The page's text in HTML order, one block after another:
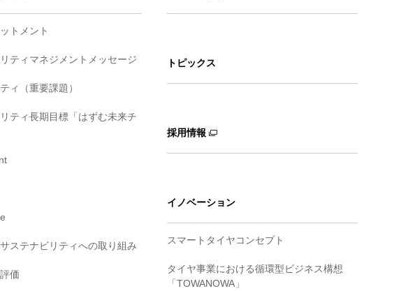
トメント
ティマネジメントメッセージ
ィ（重要課題）
ティ長期目標「はずむ未来チ
ステナビリティへの取り組み
価
トピックス
採用情報
イノベーション
スマートタイヤコンセプト
タイヤ事業における循環型ビジネス構想
「TOWANOWA」